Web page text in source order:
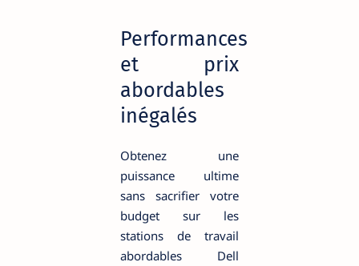
Performances
et prix
abordables
inégalés
Obtenez une
puissance ultime
sans sacrifier votre
budget sur les
stations de travail
abordables Dell